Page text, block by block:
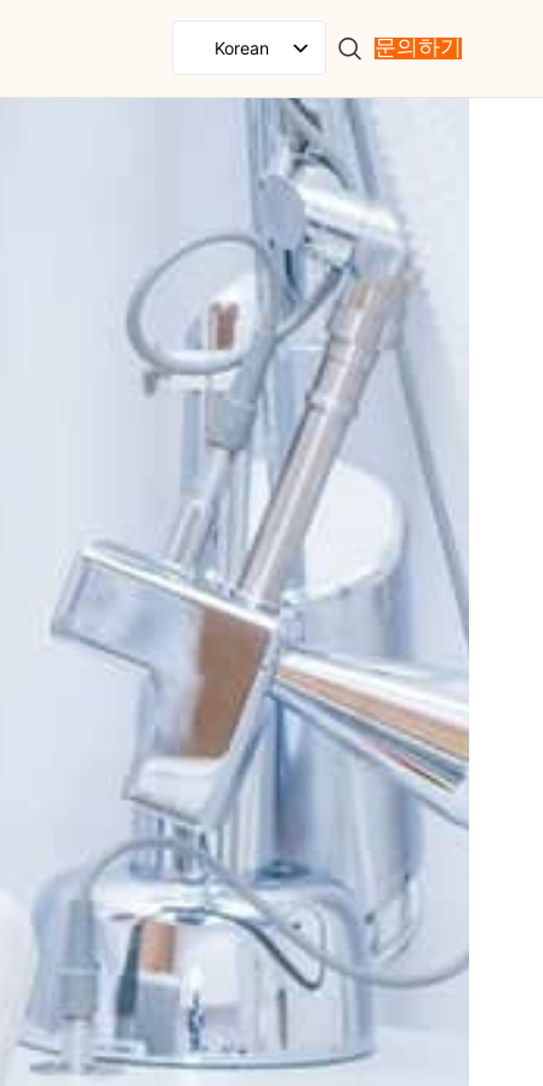
Korean
French
Portuguese
Japanese
German
Italian
Arabic
문의하기